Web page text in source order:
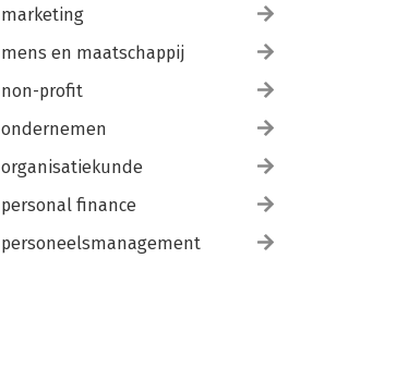
marketing
mens en maatschappij
non-profit
ondernemen
organisatiekunde
personal finance
personeelsmanagement